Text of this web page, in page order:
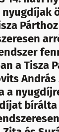
a Tisza
a
bírálta